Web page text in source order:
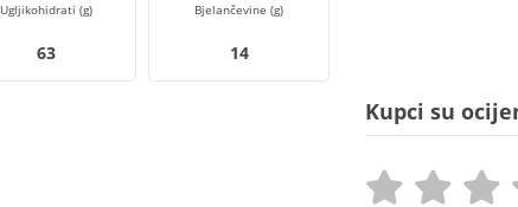
Ugljikohidrati (g)
63
Bjelančevine (g)
14
Kupci su